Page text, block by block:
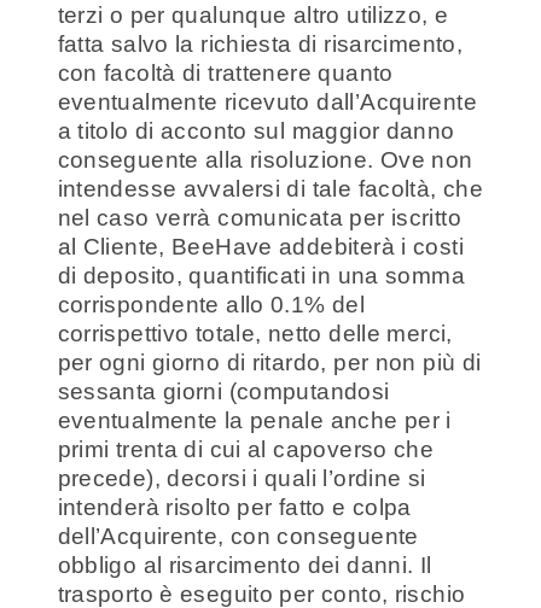
terzi o per qualunque altro utilizzo, e
fatta salvo la richiesta di risarcimento,
con facoltà di trattenere quanto
eventualmente ricevuto dall’Acquirente
a titolo di acconto sul maggior danno
conseguente alla risoluzione. Ove non
intendesse avvalersi di tale facoltà, che
nel caso verrà comunicata per iscritto
al Cliente, BeeHave addebiterà i costi
di deposito, quantificati in una somma
corrispondente allo 0.1% del
corrispettivo totale, netto delle merci,
per ogni giorno di ritardo, per non più di
sessanta giorni (computandosi
eventualmente la penale anche per i
primi trenta di cui al capoverso che
precede), decorsi i quali l’ordine si
intenderà risolto per fatto e colpa
dell’Acquirente, con conseguente
obbligo al risarcimento dei danni. Il
trasporto è eseguito per conto, rischio